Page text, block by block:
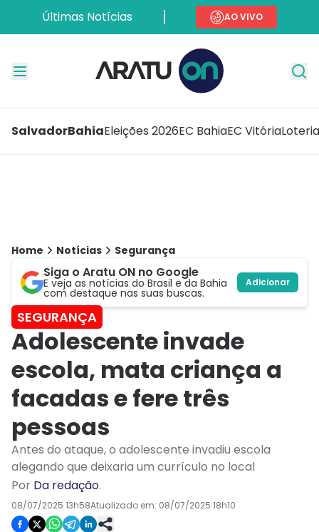
Últimas Notícias AO VIVO
SalvadorBahiaEleições 2026EC BahiaEC Vitória
Home Notícias Segurança
Siga o Aratu ON no Google
E veja as notícias do Brasil e da Bahia
com destaque nas suas buscas.
Adicionar
SEGURANÇA
Adolescente invade
escola, mata criança a
facadas e fere três
pessoas
Antes do ataque, o adolescente invadiu escola
alegando que deixaria um currículo no local
Por Da redação.
08/07/2025 13h58Atualizado em: 08/07/2025 18h10